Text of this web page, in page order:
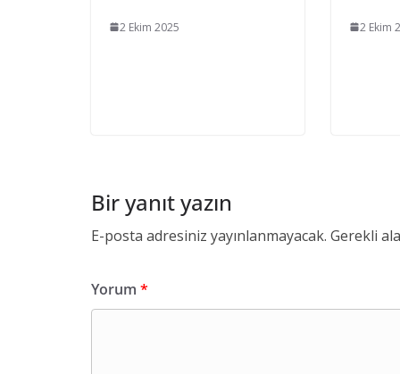
2 Ekim 2025 2 Ekim
Bir yanıt yazın
E-posta adresiniz yayınlanmayacak. Gerekli
Yorum *